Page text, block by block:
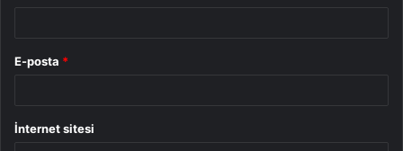
E-posta *
İnternet sitesi